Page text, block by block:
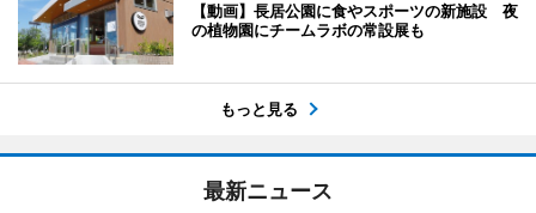
【動画】長居公園に食やスポーツの新施設 夜
の植物園にチームラボの常設展も
もっと見る
最新ニュース